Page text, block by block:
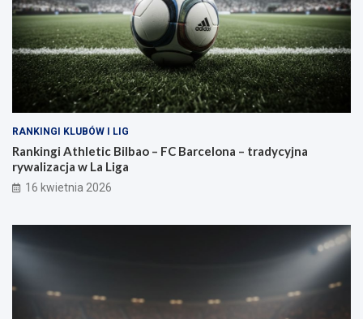
RANKINGI KLUBÓW I LIG
Rankingi Athletic Bilbao – FC Barcelona – tradycyjna
rywalizacja w La Liga
16 kwietnia 2026